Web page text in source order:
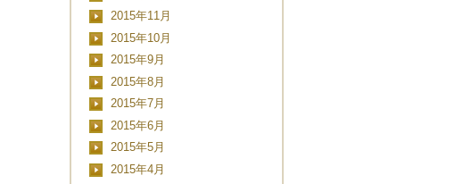
2015年11月
2015年10月
2015年9月
2015年8月
2015年7月
2015年6月
2015年5月
2015年4月